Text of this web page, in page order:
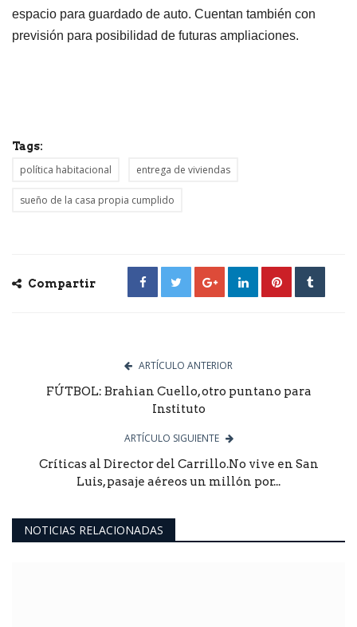
espacio para guardado de auto. Cuentan también con
previsión para posibilidad de futuras ampliaciones.
Tags:
política habitacional entrega de viviendas
sueño de la casa propia cumplido
Compartir
ARTÍCULO ANTERIOR
FÚTBOL: Brahian Cuello, otro puntano para
Instituto
ARTÍCULO SIGUIENTE
Críticas al Director del Carrillo.No vive en San
Luis, pasaje aéreos un millón por...
NOTICIAS RELACIONADAS